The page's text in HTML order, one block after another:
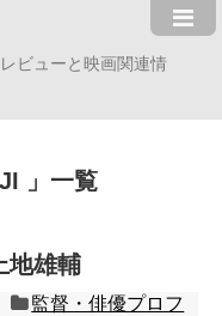
ビューと映画関連情
一覧
地雄輔
監督・俳優プロフ